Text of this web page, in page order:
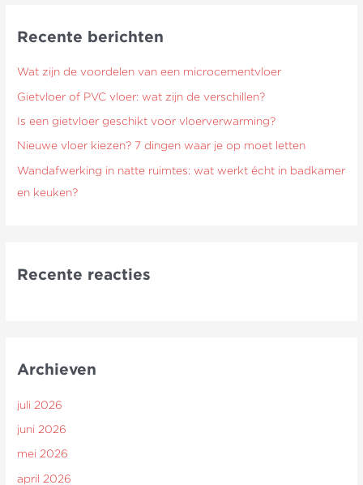
n
r
:
Recente berichten
Wat zijn de voordelen van een microcementvloer
Gietvloer of PVC vloer: wat zijn de verschillen?
Is een gietvloer geschikt voor vloerverwarming?
Nieuwe vloer kiezen? 7 dingen waar je op moet letten
Wandafwerking in natte ruimtes: wat werkt écht in badkamer
en keuken?
Recente reacties
Archieven
juli 2026
juni 2026
mei 2026
april 2026